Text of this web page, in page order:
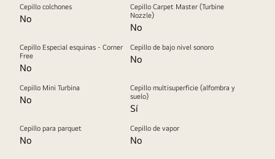
Cepillo colchones
No
Cepillo Carpet Master (Turbine
Nozzle)
No
Cepillo Especial esquinas - Corner
Free
No
Cepillo de bajo nivel sonoro
No
Cepillo Mini Turbina
No
Cepillo multisuperficie (alfombra y
suelo)
Sí
Cepillo para parquet
No
Cepillo de vapor
No